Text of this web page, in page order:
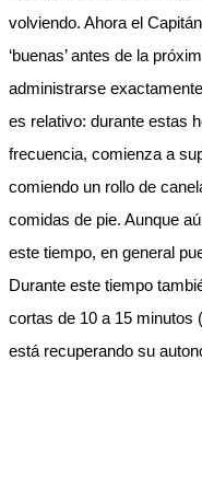
volviendo. Ahora el
‘buenas’ antes de la
administrarse
es relativo: durante estas
frecuencia, comienza a
comiendo un rollo de
comidas de pie. Aunque
este tiempo, en general
Durante este tiempo
cortas de 10 a 15 minutos
está recuperando su